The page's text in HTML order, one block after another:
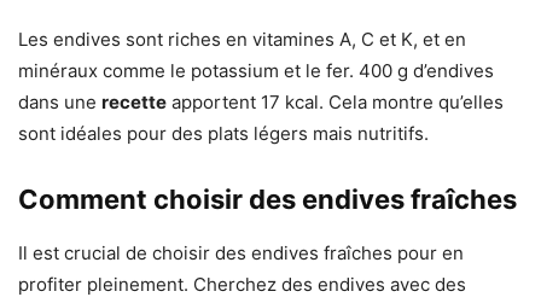
Les endives sont riches en vitamines A, C et K, et en
minéraux comme le potassium et le fer. 400 g d’endives
dans une recette apportent 17 kcal. Cela montre qu’elles
sont idéales pour des plats légers mais nutritifs.
Comment choisir des endives fraîches
Il est crucial de choisir des endives fraîches pour en
profiter pleinement. Cherchez des endives avec des